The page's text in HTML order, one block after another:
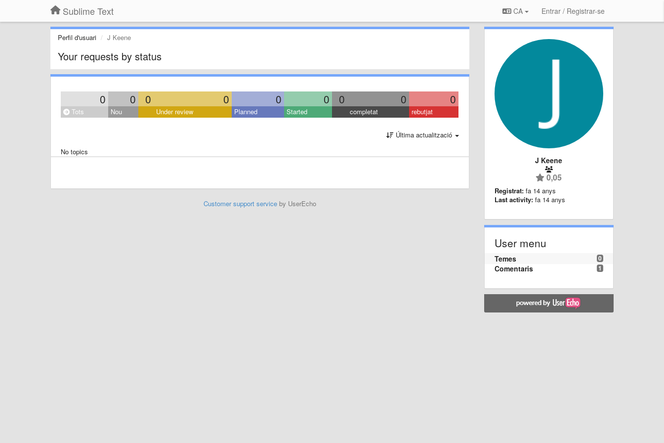
Sublime Text CA Entrar / Registrar-se
Perfil d'usuari J Keene
Your requests by status
0 0 0 0 0 0 0 0 0
Tots Nou Under review Planned Started completat rebutjat
Última actualització
No topics
Customer support serviceby UserEcho
J Keene
0,05
Registrat: fa 14 anys
Last activity: fa 14 anys
User menu
0
Temes
1
Comentaris